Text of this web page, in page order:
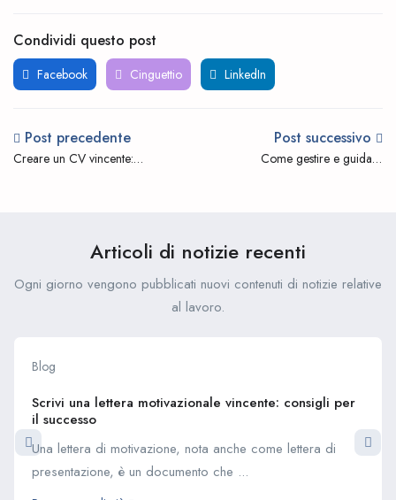
Condividi questo post
Facebook Cinguettio LinkedIn
Post precedente
Creare un CV vincente:
Post successivo
Come gestire e guidare
Articoli di notizie recenti
Ogni giorno vengono pubblicati nuovi contenuti di notizie relative
al lavoro.
Blog
Scrivi una lettera motivazionale vincente: consigli per
il successo
Una lettera di motivazione, nota anche come lettera di
presentazione, è un documento che ...